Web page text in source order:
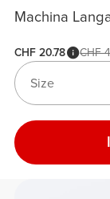
Machina
CHF 20.78 CHF
Size